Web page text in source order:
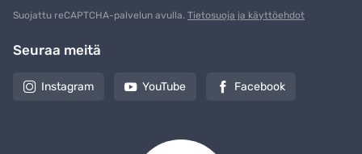
Suojattu reCAPTCHA-palvelun avulla. Tietosuoja ja käyttöehdot
Seuraa meitä
Instagram YouTube Facebook